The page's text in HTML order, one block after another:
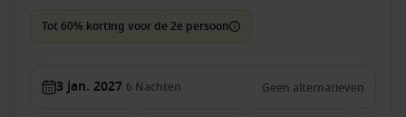
Tot 60% korting voor de 2e persoon
3 jan. 2027 6 Nachten Geen alternatieven